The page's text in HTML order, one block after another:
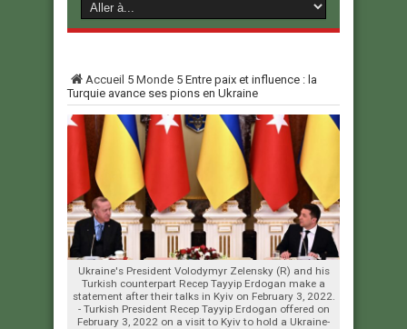
Accueil 5 Monde 5 Entre paix et influence : la
Turquie avance ses pions en Ukraine
Ukraine's President Volodymyr Zelensky (R) and his
Turkish counterpart Recep Tayyip Erdogan make a
statement after their talks in Kyiv on February 3, 2022.
- Turkish President Recep Tayyip Erdogan offered on
February 3, 2022 on a visit to Kyiv to hold a Ukraine-